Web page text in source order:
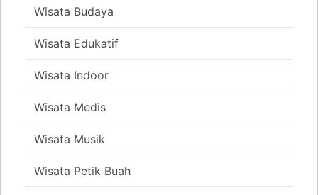
Wisata Budaya
Wisata Edukatif
Wisata Indoor
Wisata Medis
Wisata Musik
Wisata Petik Buah